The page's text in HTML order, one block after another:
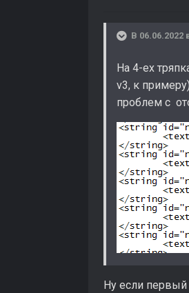
В 06.06.2022
На 4-ех
v3, к
проблем с
Ну если